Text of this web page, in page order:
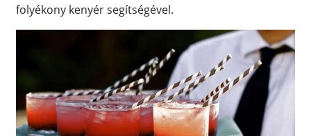
folyékony kenyér segítségével.